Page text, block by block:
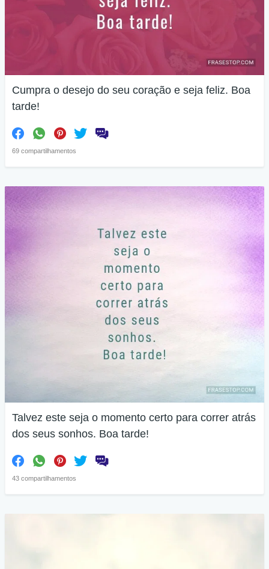
Cumpra o desejo do seu coração e seja feliz. Boa
tarde!
69 compartilhamentos
Talvez este seja o momento certo para correr atrás
dos seus sonhos. Boa tarde!
43 compartilhamentos